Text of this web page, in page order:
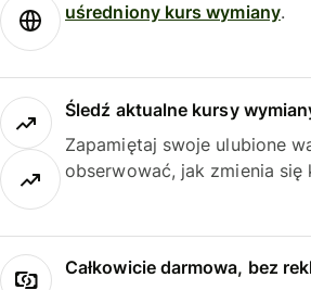
uśredniony kurs wymiany.
Śledź aktualne kursy
Zapamiętaj swoje ulubione
obserwować, jak zmienia się
Całkowicie darmowa, bez